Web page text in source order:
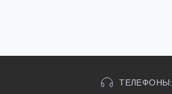
ТЕЛЕФОНЫ: